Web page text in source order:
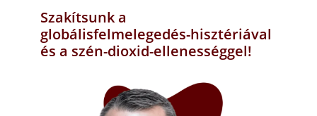
Szakítsunk a
globálisfelmelegedés-hisztériával
és a szén-dioxid-ellenességgel!